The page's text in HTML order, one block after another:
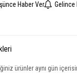
Haber Ver
Gelince
ürünler aynı gün